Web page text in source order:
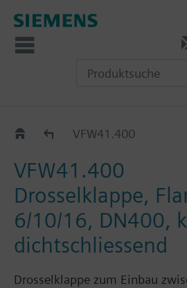
VFW41..VFW41.400
VFW41.400
Drosselklappe,
6/10/16, DN400,
dichtschliessend
Drosselklappe zum Einbau